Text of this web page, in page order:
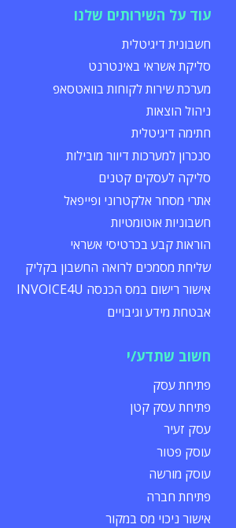
עוד על השירותים שלנו
חשבונית דיגיטלית
סליקת אשראי באינטרנט
מערכת שירות לקוחות בוואטסאפ
ניהול הוצאות
חתימה דיגיטלית
סנכרון למערכות דיוור מובילות
סליקה לעסקים קטנים
אתרי מסחר אלקטרוני ופייפאל
חשבוניות אוטומטיות
הוראות קבע בכרטיסי אשראי
שליחת מסמכים לרואה החשבון בקליק
אישור רישום במס הכנסה INVOICE4U
אבטחת מידע וגיבויים
חשוב שתדע/י
פתיחת עסק
פתיחת עסק קטן
עסק זעיר
עוסק פטור
עוסק מורשה
פתיחת חברה
אישור ניכוי מס במקור